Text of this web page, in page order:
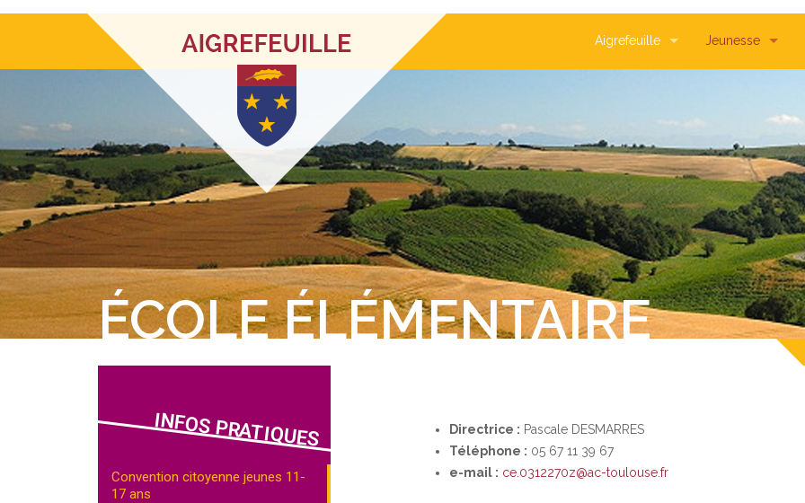
Aigrefeuille Jeunesse
ÉCOLE ÉLÉMENTAIRE
INFOS PRATIQUES
Convention citoyenne jeunes 11-
17 ans
Directrice : Pascale DESMARRES
Téléphone : 05 67 11 39 67
e-mail : ce.0312270z@ac-toulouse.fr